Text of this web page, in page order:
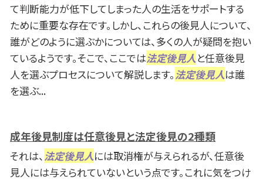
て判断能力が低下してしまった人の生活をサポートする
ために重要な存在です。しかし、これらの後見人について、
誰がどのように選ぶかについては、多くの人が疑問を抱い
ているようです。そこで、ここでは法定後見人と任意後見
人を選ぶプロセスについて解説します。法定後見人は誰
を選ぶ...
成年後見制度は任意後見と法定後見の2種類
それは、 法定後見人には取消権が与えられるが、任意後
見人には与えられていないという点です。これに気をつけ